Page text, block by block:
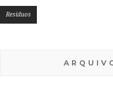
Resíduos